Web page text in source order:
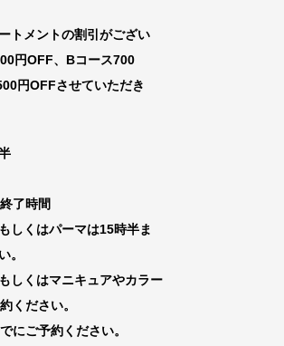
トメントの割引がござい
円OFF、Bコース700
円OFFさせていただき
了時間
しくはパーマは15時半ま
。
しくはマニキュアやカラー
ください。
にご予約ください。